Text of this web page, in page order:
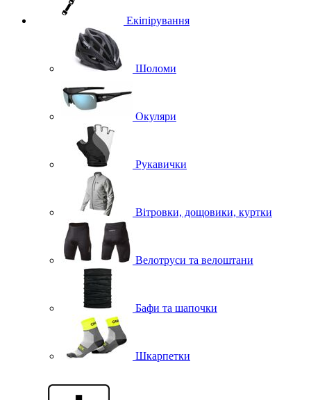
Екіпірування
Шоломи
Окуляри
Рукавички
Вітровки, дощовики, куртки
Велотруси та велоштани
Бафи та шапочки
Шкарпетки